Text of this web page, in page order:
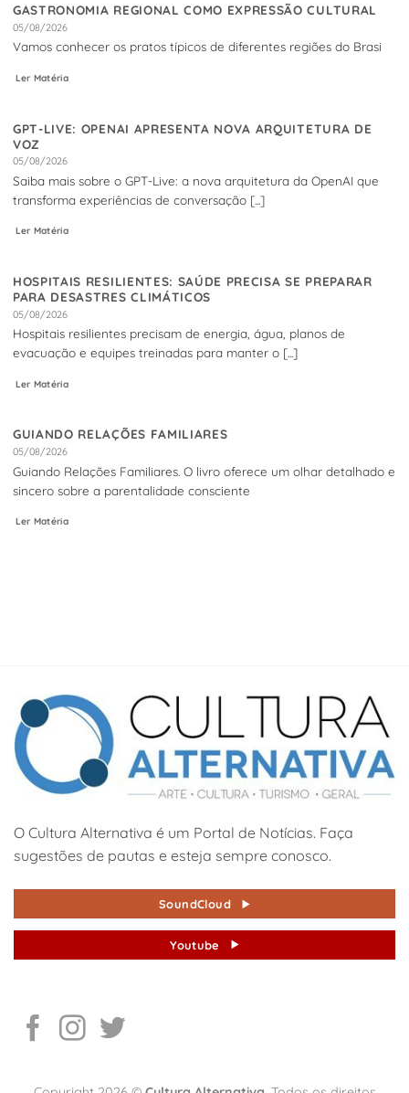
GASTRONOMIA REGIONAL COMO EXPRESSÃO CULTURAL
05/08/2026
Vamos conhecer os pratos típicos de diferentes regiões do Brasi
Ler Matéria
GPT-LIVE: OPENAI APRESENTA NOVA ARQUITETURA DE
VOZ
05/08/2026
Saiba mais sobre o GPT-Live: a nova arquitetura da OpenAI que
transforma experiências de conversação [...]
Ler Matéria
HOSPITAIS RESILIENTES: SAÚDE PRECISA SE PREPARAR
PARA DESASTRES CLIMÁTICOS
05/08/2026
Hospitais resilientes precisam de energia, água, planos de
evacuação e equipes treinadas para manter o [...]
Ler Matéria
GUIANDO RELAÇÕES FAMILIARES
05/08/2026
Guiando Relações Familiares. O livro oferece um olhar detalhado e
sincero sobre a parentalidade consciente
Ler Matéria
O Cultura Alternativa é um Portal de Notícias. Faça
sugestões de pautas e esteja sempre conosco.
SoundCloud
Youtube